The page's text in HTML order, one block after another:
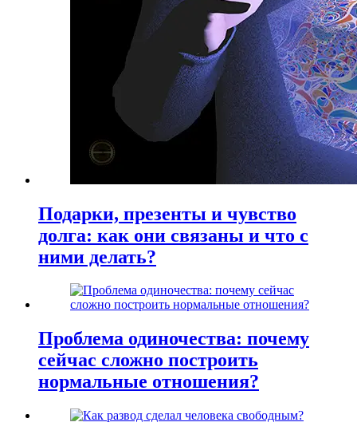
Подарки, презенты и чувство
долга: как они связаны и что с
ними делать?
Проблема одиночества: почему
сейчас сложно построить
нормальные отношения?